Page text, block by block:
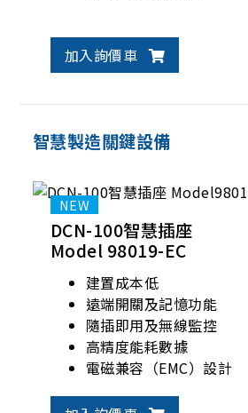
加入詢價車
智慧製造關鍵設備
DCN-100智慧插座
Model 98019-EC
建置成本低
遠端開關及記憶功能
隨插即用及無線監控
高精度能耗數據
電磁兼容（EMC）設計